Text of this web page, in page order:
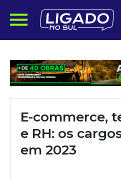
E-commerce,
e RH: os
em 2023